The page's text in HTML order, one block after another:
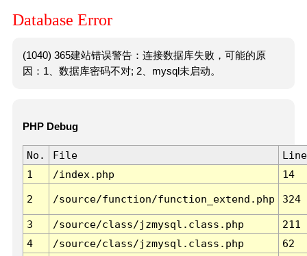
Database Error
(1040) 365建站错误警告：连接数据库失败，可能的原
因：1、数据库密码不对; 2、mysql未启动。
PHP Debug
No. File
Line
1
/index.php 14
2 /source/function/function_extend.php 324
3 /source/class/jzmysql.class.php
211
4
/source/class/jzmysql.class.php
62